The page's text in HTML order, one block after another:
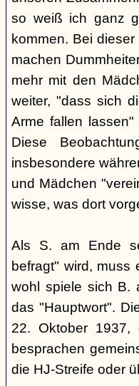
so weiß ich ganz
kommen. Bei
machen
mehr mit den
weiter, "dass sich
Arme fallen
Diese
insbesondere
und Mädchen
wisse, was dort
Als S. am Ende
befragt" wird, muss
wohl spiele sich B.
das "Hauptwort".
22. Oktober 1937,
besprachen
die HJ-Streife oder